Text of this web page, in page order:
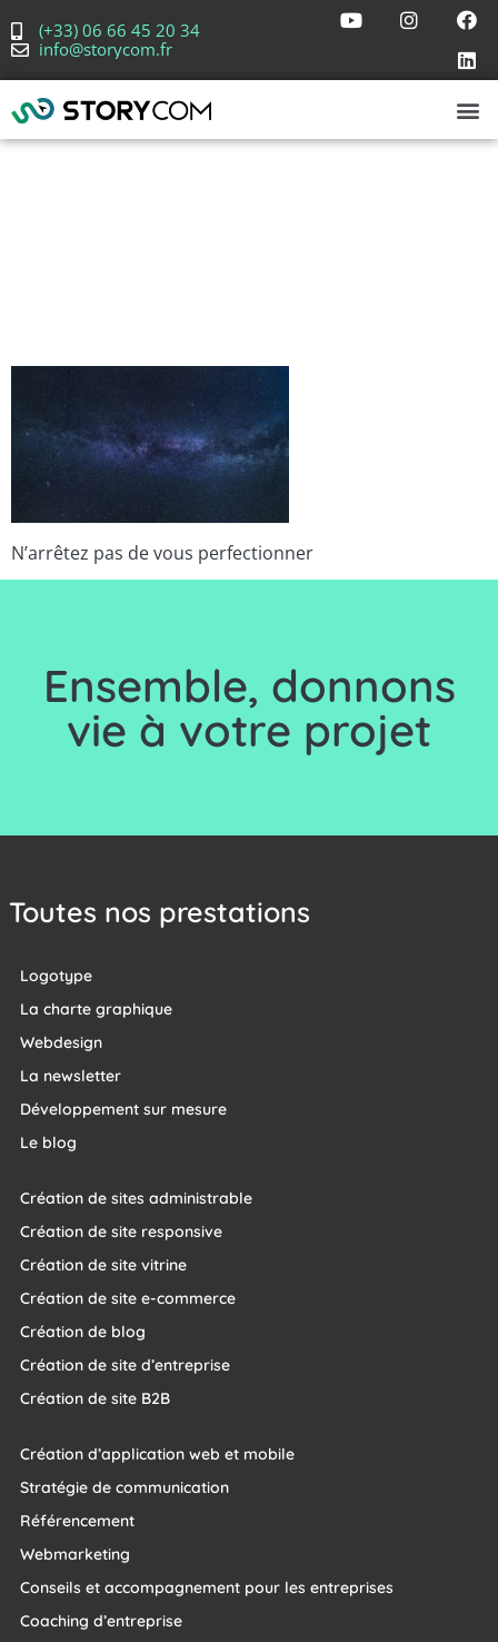
(+33) 06 66 45 20 34
info@storycom.fr
N’arrêtez pas de vous perfectionner
Ensemble, donnons
vie à votre projet
Toutes nos prestations
Logotype
La charte graphique
Webdesign
La newsletter
Développement sur mesure
Le blog
Création de sites administrable
Création de site responsive
Création de site vitrine
Création de site e-commerce
Création de blog
Création de site d’entreprise
Création de site B2B
Création d’application web et mobile
Stratégie de communication
Référencement
Webmarketing
Conseils et accompagnement pour les entreprises
Coaching d’entreprise